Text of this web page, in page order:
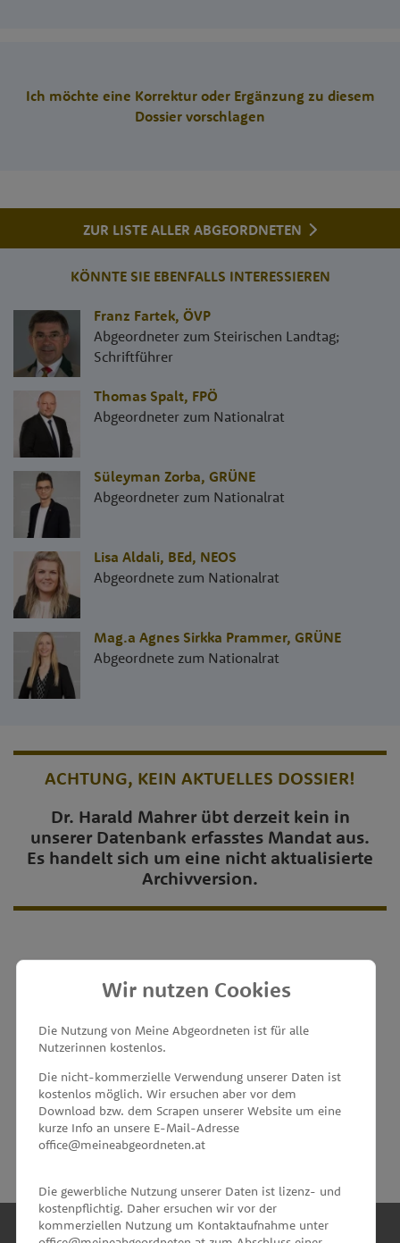
Ich möchte eine Korrektur oder Ergänzung zu diesem
Dossier vorschlagen
ZUR LISTE ALLER ABGEORDNETEN
KÖNNTE SIE EBENFALLS INTERESSIEREN
Franz Fartek, ÖVP
Abgeordneter zum Steirischen Landtag;
Schriftführer
Thomas Spalt, FPÖ
Abgeordneter zum Nationalrat
Süleyman Zorba, GRÜNE
Abgeordneter zum Nationalrat
Lisa Aldali, BEd, NEOS
Abgeordnete zum Nationalrat
Mag.a Agnes Sirkka Prammer, GRÜNE
Abgeordnete zum Nationalrat
ACHTUNG, KEIN AKTUELLES DOSSIER!
Dr. Harald Mahrer übt derzeit kein in
unserer Datenbank erfasstes Mandat aus.
Es handelt sich um eine nicht aktualisierte
Archivversion.
MEINE ABGEORDNETEN
unterstützt von
Wir nutzen Cookies
Die Nutzung von Meine Abgeordneten ist für alle
Nutzerinnen kostenlos.
Die nicht-kommerzielle Verwendung unserer Daten ist
kostenlos möglich. Wir ersuchen aber vor dem
Download bzw. dem Scrapen unserer Website um eine
kurze Info an unsere E-Mail-Adresse
office@meineabgeordneten.at
Die gewerbliche Nutzung unserer Daten ist lizenz- und
kostenpflichtig. Daher ersuchen wir vor der
kommerziellen Nutzung um Kontaktaufnahme unter